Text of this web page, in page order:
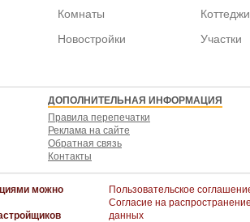
Комнаты
Новостройки
Коттеджи
Участки
ДОПОЛНИТЕЛЬНАЯ ИНФОРМАЦИЯ
Правила перепечатки
Реклама на сайте
Обратная связь
Контакты
можно
Пользовательское
Согласие на
данных